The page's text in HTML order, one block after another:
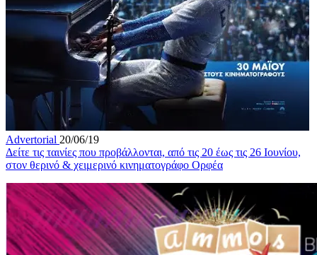
Advertorial 20/06/19
Δείτε τις ταινίες που προβάλλονται, από τις 20 έως τις 26 Ιουνίου,
στον θερινό & χειμερινό κινηματογράφο Ορφέα